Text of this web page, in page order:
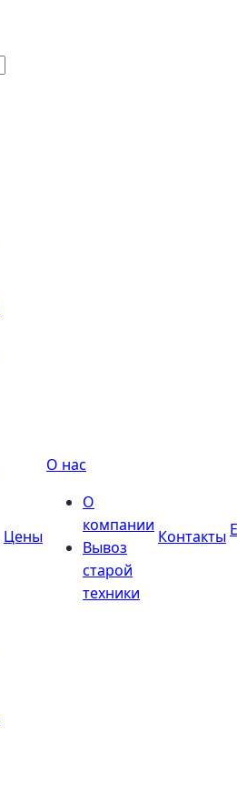
Цены
О нас
О
компании
Вывоз
старой
техники
Контакты